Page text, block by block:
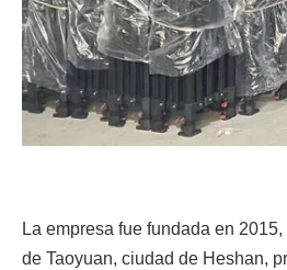
La empresa fue fundada en
de Taoyuan, ciudad de Heshan,